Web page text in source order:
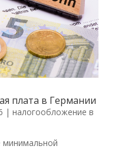
плата в Германии
| налогообложение в